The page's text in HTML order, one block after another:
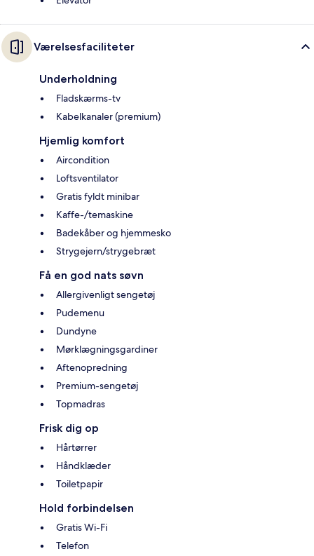
Værelsesfaciliteter
Underholdning
Fladskærms-tv
Kabelkanaler (premium)
Hjemlig komfort
Aircondition
Loftsventilator
Gratis fyldt minibar
Kaffe-/temaskine
Badekåber og hjemmesko
Strygejern/strygebræt
Få en god nats søvn
Allergivenligt sengetøj
Pudemenu
Dundyne
Mørklægningsgardiner
Aftenopredning
Premium-sengetøj
Topmadras
Frisk dig op
Hårtørrer
Håndklæder
Toiletpapir
Hold forbindelsen
Gratis Wi-Fi
Telefon